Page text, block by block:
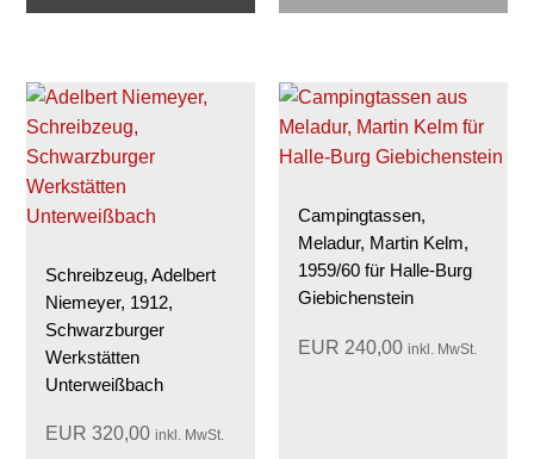
Schreibzeug, Adelbert
Niemeyer, 1912,
Schwarzburger
Werkstätten
Unterweißbach
EUR 320,00 inkl. MwSt.
Campingtassen,
Meladur, Martin Kelm,
1959/60 für Halle-Burg
Giebichenstein
EUR 240,00 inkl. MwSt.